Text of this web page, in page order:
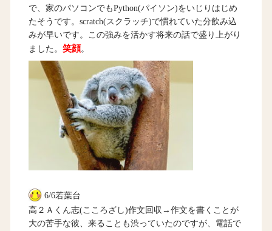
で、家のパソコンでもPython(パイソン)をいじりはじめ
たそうです。scratch(スクラッチ)で慣れていた分飲み込
みが早いです。この強みを活かす将来の話で盛り上がり
ました。 笑顔。
6/6若葉台
高２Ａくん志(こころざし)作文回収→作文を書くことが
大の苦手な彼、来ることも渋っていたのですが、電話で